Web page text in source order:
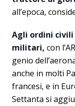
all’epoca,
Agli ordini civili
militari, con
genio
anche in molti
francesi, e in
Settanta si